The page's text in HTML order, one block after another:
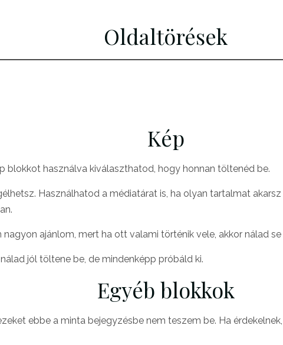
Oldaltörések
Kép
blokkot használva kiválaszthatod, hogy honnan töltenéd be.
Használhatod a médiatárat is, ha olyan tartalmat
ajánlom, mert ha ott valami történik vele, akkor nálad
jól töltene be, de mindenképp próbáld ki.
Egyéb blokkok
ebbe a minta bejegyzésbe nem teszem be. Ha